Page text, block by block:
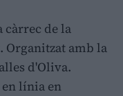
càrrec de la
Organitzat amb la
d'Oliva.
en línia en